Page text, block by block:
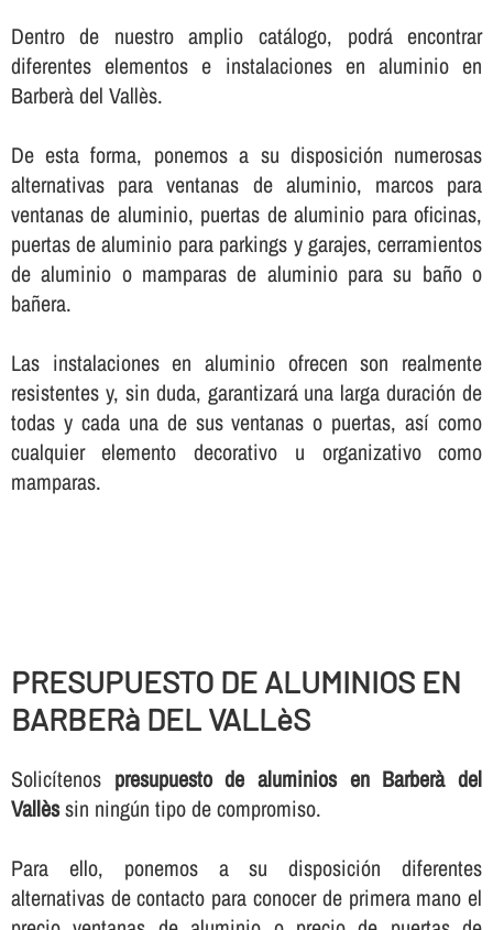
Dentro de nuestro amplio catálogo, podrá encontrar
diferentes elementos e instalaciones en aluminio en
Barberà del Vallès.
De esta forma, ponemos a su disposición numerosas
alternativas para ventanas de aluminio, marcos para
ventanas de aluminio, puertas de aluminio para oficinas,
puertas de aluminio para parkings y garajes, cerramientos
de aluminio o mamparas de aluminio para su baño o
bañera.
Las instalaciones en aluminio ofrecen son realmente
resistentes y, sin duda, garantizará una larga duración de
todas y cada una de sus ventanas o puertas, así­ como
cualquier elemento decorativo u organizativo como
mamparas.
PRESUPUESTO DE ALUMINIOS EN
BARBERà DEL VALLèS
Solicí­tenos presupuesto de aluminios en Barberà del
Vallèssin ningún tipo de compromiso.
Para ello, ponemos a su disposición diferentes
alternativas de contacto para conocer de primera mano el